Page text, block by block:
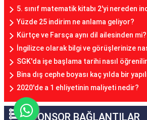
5. sınıf matematik kitabı 2'yi nereden
Yüzde 25 indirim ne anlama geliyor?
Kürtçe ve Farsça aynı dil ailesinden mi?
İngilizce olarak bilgi ve görüşlerinize
SGK'da işe başlama tarihi nasıl
Bina dış cephe boyası kaç yılda bir
2020'de a 1 ehliyetinin maliyeti nedir?
SPONSOR BAĞLANTILAR